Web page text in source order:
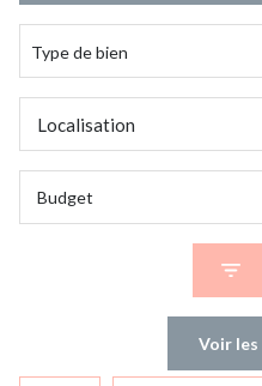
de l'immo pro
Type de bien
Localisation
Budget
Voir les